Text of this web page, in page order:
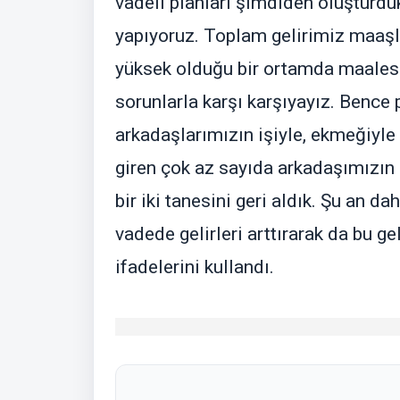
yapıyoruz. Toplam gelirimiz
yüksek olduğu bir ortamda
sorunlarla karşı karşıyayız.
arkadaşlarımızın işiyle,
giren çok az sayıda
bir iki tanesini geri aldık. Şu an
vadede gelirleri arttırarak da bu
ifadelerini kullandı.